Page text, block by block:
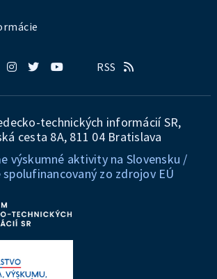
RSS
technických informácií SR,
cesta 8A, 811 04 Bratislava
výskumné aktivity na Slovensku /
zo zdrojov EÚ